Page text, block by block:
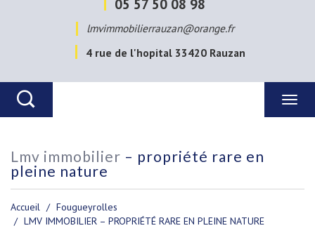
05 57 50 08 98
lmvimmobilierrauzan@orange.fr
4 rue de l'hopital 33420 Rauzan
lmv immobilier – propriété rare en
pleine nature
Accueil
Fougueyrolles
LMV IMMOBILIER – PROPRIÉTÉ RARE EN PLEINE NATURE